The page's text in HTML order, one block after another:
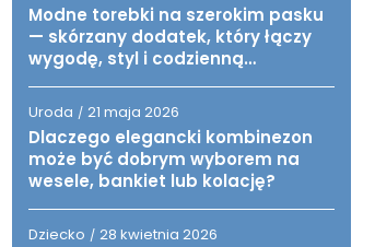
Modne torebki na szerokim pasku
— skórzany dodatek, który łączy
wygodę, styl i codzienną
Uroda / 21 maja 2026
Dlaczego elegancki kombinezon
może być dobrym wyborem na
wesele, bankiet lub kolację?
Dziecko / 28 kwietnia 2026